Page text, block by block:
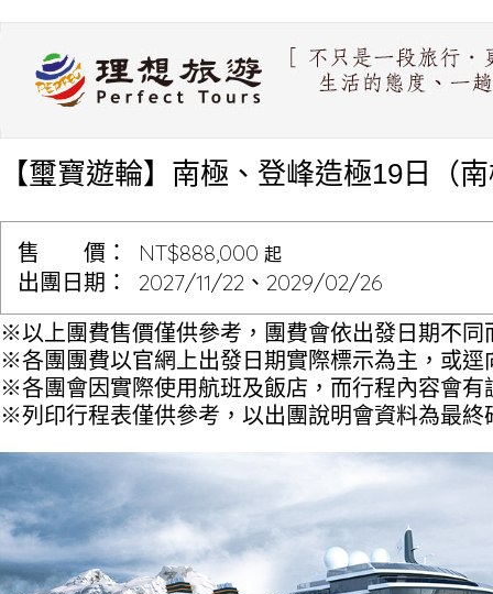
【璽寶遊輪】南極、登峰造極19日（
售 價： NT$888,000 起
出團日期： 2027/11/22、2029/02/26
※以上團費售價僅供參考，團費會依出發日期不同
※各團團費以官網上出發日期實際標示為主，或逕
※各團會因實際使用航班及飯店，而行程內容會有
※列印行程表僅供參考，以出團說明會資料為最終